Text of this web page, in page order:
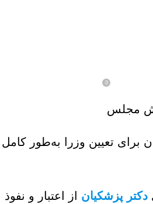
0
مجلس
تعیین وزرا به‌طور کامل
دکتر پزشکیان از اعتبار و